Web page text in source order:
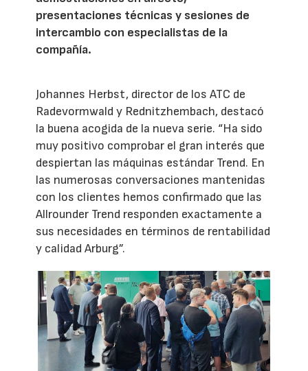
presentaciones técnicas y sesiones de
intercambio con especialistas de la
compañía.
Johannes Herbst, director de los ATC de
Radevormwald y Rednitzhembach, destacó
la buena acogida de la nueva serie. “Ha sido
muy positivo comprobar el gran interés que
despiertan las máquinas estándar Trend. En
las numerosas conversaciones mantenidas
con los clientes hemos confirmado que las
Allrounder Trend responden exactamente a
sus necesidades en términos de rentabilidad
y calidad Arburg”.